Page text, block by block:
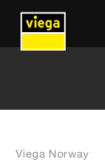
Viega Norway